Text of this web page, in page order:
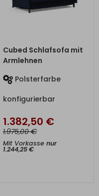
ZUM PRODUKT
Cubed Schlafsofa mit
Armlehnen
Polsterfarbe
konfigurierbar
1.382,50 €
1.975,00€
Mit Vorkasse nur
1.244,25€